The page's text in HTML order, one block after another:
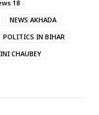
18
NEWS AKHADA
POLITICS IN BIHAR
CHAUBEY